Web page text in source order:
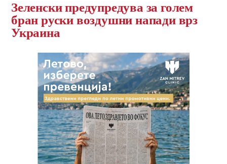
Зеленски предупредува за голем
бран руски воздушни напади врз
Украина